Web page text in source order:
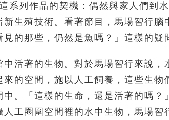
系列作品的契機：偶然與家人們到
生殖技術。看著節目，馬場智行腦
的那些，仍然是魚嗎？」這樣的疑
活著的生物。對於馬場智行來說，
的空間，施以人工飼養，這些生物
。「這樣的生命，還是活著的嗎？
工圈圍空間裡的水中生物，馬場智